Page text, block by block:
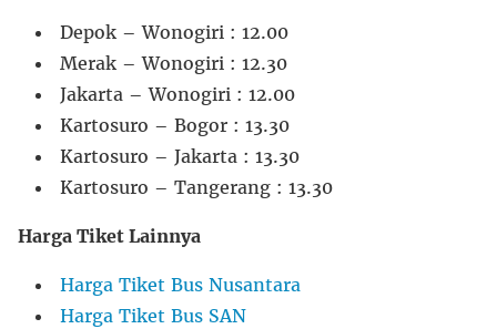
Depok – Wonogiri : 12.00
Merak – Wonogiri : 12.30
Jakarta – Wonogiri : 12.00
Kartosuro – Bogor : 13.30
Kartosuro – Jakarta : 13.30
Kartosuro – Tangerang : 13.30
Harga Tiket Lainnya
Harga Tiket Bus Nusantara
Harga Tiket Bus SAN